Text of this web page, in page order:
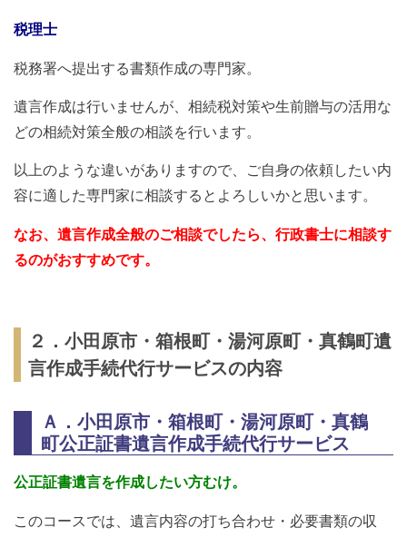
税理士
税務署へ提出する書類作成の専門家。
遺言作成は行いませんが、相続税対策や生前贈与の活用な
どの相続対策全般の相談を行います。
以上のような違いがありますので、ご自身の依頼したい内
容に適した専門家に相談するとよろしいかと思います。
なお、遺言作成全般のご相談でしたら、行政書士に相談す
るのがおすすめです。
２．小田原市・箱根町・湯河原町・真鶴町遺
言作成手続代行サービスの内容
Ａ．小田原市・箱根町・湯河原町・真鶴
町公正証書遺言作成手続代行サービス
公正証書遺言を作成したい方むけ。
このコースでは、遺言内容の打ち合わせ・必要書類の収